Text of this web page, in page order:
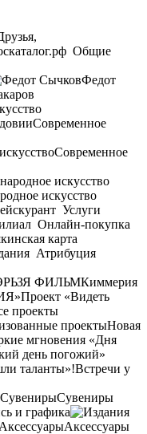
Общие
Федот
Современное
Современное
искусство
Услуги
Онлайн-покупка
карта
Атрибуция
ФИЛЬМКиммерия
Проект «Видеть
проекты
проектыНовая
мгновения «Дня
день погожий»
таланты»!Встречи у
Сувениры
и графика
Аксессуары